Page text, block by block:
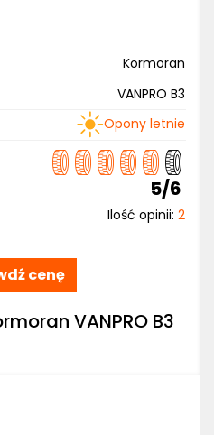
Kormoran
VANPRO B3
Opony letnie
5/6
Ilość opinii: 2
cenę
VANPRO B3